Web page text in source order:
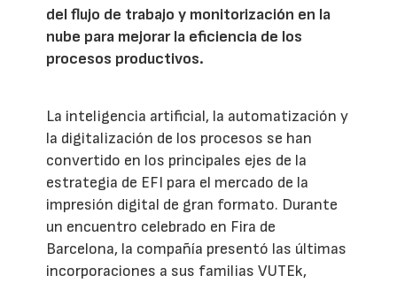
del flujo de trabajo y monitorización en la
nube para mejorar la eficiencia de los
procesos productivos.
La inteligencia artificial, la automatización y
la digitalización de los procesos se han
convertido en los principales ejes de la
estrategia de EFI para el mercado de la
impresión digital de gran formato. Durante
un encuentro celebrado en Fira de
Barcelona, la compañía presentó las últimas
incorporaciones a sus familias VUTEk,